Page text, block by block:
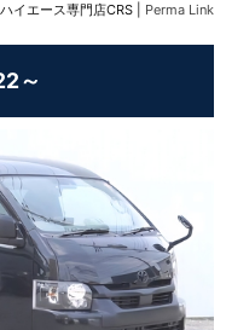
ハイエース専門店CRS Perma Link
～